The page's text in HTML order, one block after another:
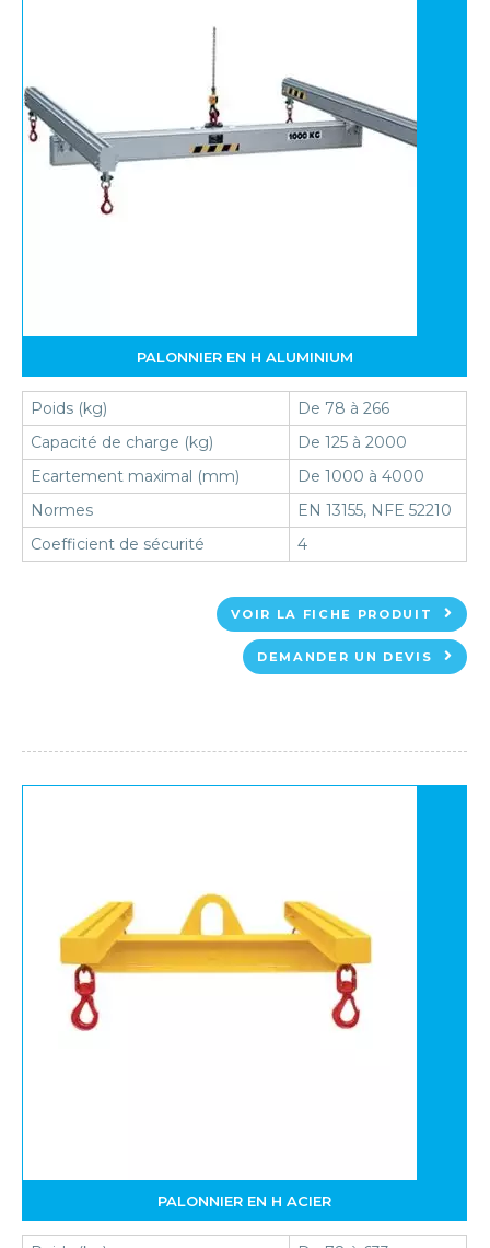
PALONNIER EN H ALUMINIUM
Poids (kg)
De 78 à 266
Capacité de charge (kg)
De 125 à 2000
Ecartement maximal (mm)
De 1000 à 4000
Normes
EN 13155, NFE 52210
Coefficient de sécurité
4
VOIR LA FICHE PRODUIT
DEMANDER UN DEVIS
PALONNIER EN H ACIER